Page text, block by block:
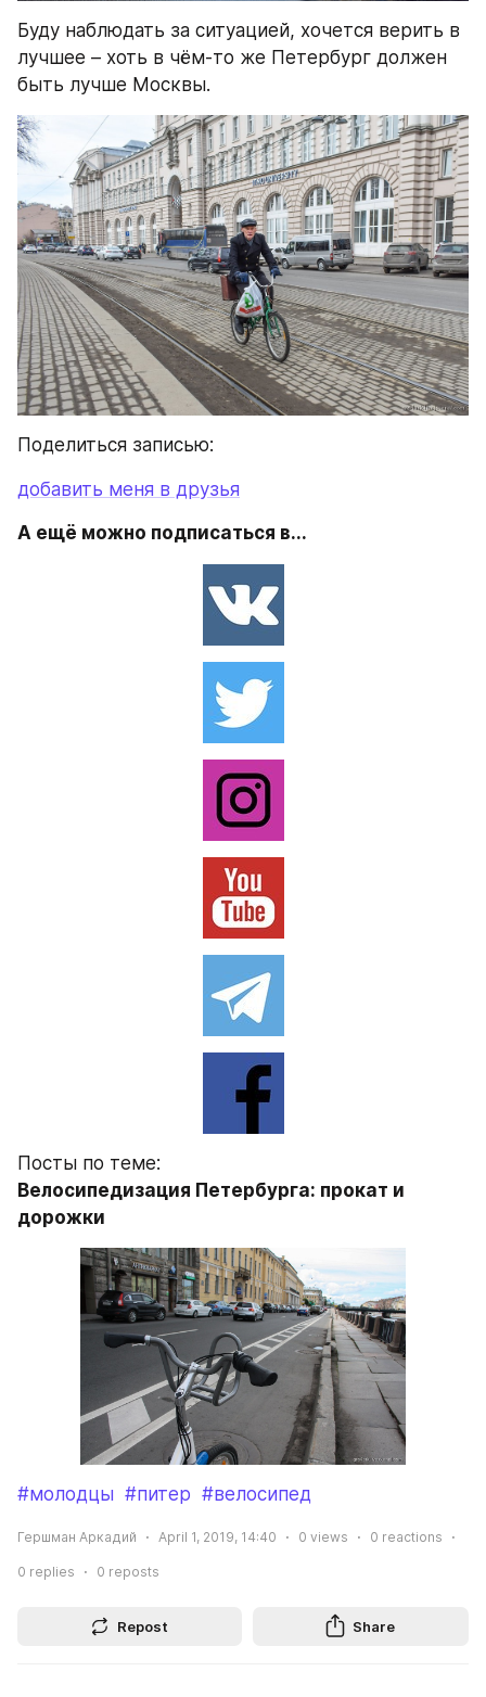
Буду наблюдать за ситуацией, хочется верить в
лучшее – хоть в чём-то же Петербург должен
быть лучше Москвы.
Поделиться записью:
добавить меня в друзья
А ещё можно подписаться в...
Посты по теме:
Велосипедизация Петербурга: прокат и
дорожки
#молодцы #питер #велосипед
Гершман Аркадий April 1, 2019, 14:40 0 views 0 reactions
0 replies 0 reposts
Repost Share